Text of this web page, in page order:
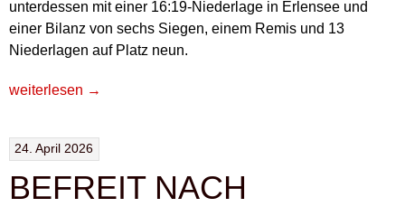
unterdessen mit einer 16:19-Niederlage in Erlensee und
einer Bilanz von sechs Siegen, einem Remis und 13
Niederlagen auf Platz neun.
„AUSGLEICH
SEKUNDE“
weiterlesen →
24. April 2026
BEFREIT NACH